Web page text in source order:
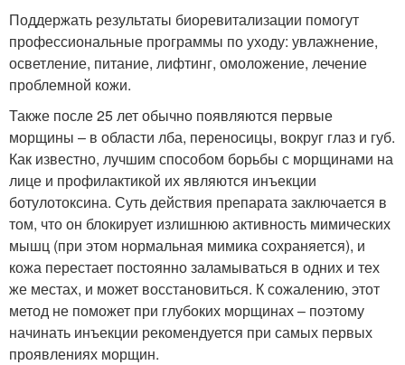
Поддержать результаты биоревитализации помогут
профессиональные программы по уходу: увлажнение,
осветление, питание, лифтинг, омоложение, лечение
проблемной кожи.
Также после 25 лет обычно появляются первые
морщины – в области лба, переносицы, вокруг глаз и губ.
Как известно, лучшим способом борьбы с морщинами на
лице и профилактикой их являются инъекции
ботулотоксина. Суть действия препарата заключается в
том, что он блокирует излишнюю активность мимических
мышц (при этом нормальная мимика сохраняется), и
кожа перестает постоянно заламываться в одних и тех
же местах, и может восстановиться. К сожалению, этот
метод не поможет при глубоких морщинах – поэтому
начинать инъекции рекомендуется при самых первых
проявлениях морщин.